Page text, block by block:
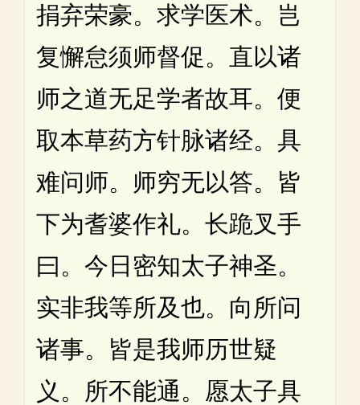
捐弃荣豪。求学医术。岂
复懈怠须师督促。直以诸
师之道无足学者故耳。便
取本草药方针脉诸经。具
难问师。师穷无以答。皆
下为耆婆作礼。长跪叉手
曰。今日密知太子神圣。
实非我等所及也。向所问
诸事。皆是我师历世疑
义。所不能通。愿太子具